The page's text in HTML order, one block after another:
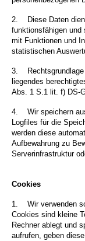
2.
Diese Daten
funktionsfähigen und
mit Funktionen und
statistischen
3.
liegendes
Abs. 1 S.1 lit. f) DS-
4. Wir speichern
Logfiles für die
werden diese
Aufbewahrung zu
Serverinfrastruktur
Cookies
1. Wir verwenden
Cookies sind kleine
Rechner ablegt und
aufrufen, geben